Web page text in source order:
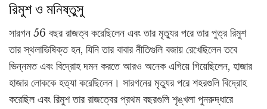
রিমুশ ও মনিষ্তুসু
সারগন 56 বছর রাজত্ব করেছিলেন এবং তার মৃত্যুর পরে তার পুত্র রিমুশ
তার স্থলাভিষিক্ত হন, যিনি তার বাবার নীতিগুলি বজায় রেখেছিলেন তবে
ভিন্নমত এবং বিদ্রোহ দমন করতে আরও অনেক এগিয়ে গিয়েছিলেন, হাজার
হাজার লোককে হত্যা করেছিলেন। সারগনের মৃত্যুর পরে শহরগুলি বিদ্রোহ
করেছিল এবং রিমুশ তার রাজত্বের প্রথম বছরগুলি শৃঙ্খলা পুনরুদ্ধারে